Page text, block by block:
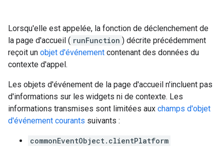
Lorsqu'elle est appelée, la fonction de déclenchement de
la page d'accueil ( runFunction ) décrite précédemment
reçoit un objet d'événement contenant des données du
contexte d'appel.
Les objets d'événement de la page d'accueil n'incluent pas
d'informations sur les widgets ni de contexte. Les
informations transmises sont limitées aux champs d'objet
d'événement courants suivants :
commonEventObject.clientPlatform